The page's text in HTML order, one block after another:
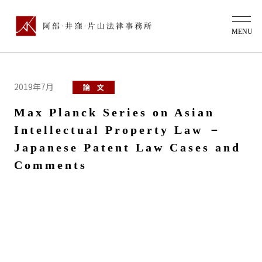
2019年7月 論 文
Max Planck Series on Asian
Intellectual Property Law －
Japanese Patent Law Cases and
Comments